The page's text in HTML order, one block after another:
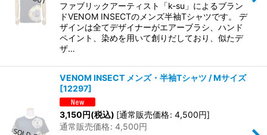
ファブリックアーティスト「k-su」によるブラン
ドVENOM INSECTのメンズ半袖Tシャツです。 デ
ザインは全てデザイナーがエアーブラシ、ハンド
ペイント、染めを用いて創りだしており、似たデ
ザ…
VENOM INSECT メンズ・半袖Tシャツ / Mサイズ
[12297]
3,150円(税込) [通常販売価格: 4,500円]
通常販売価格: 4,500円